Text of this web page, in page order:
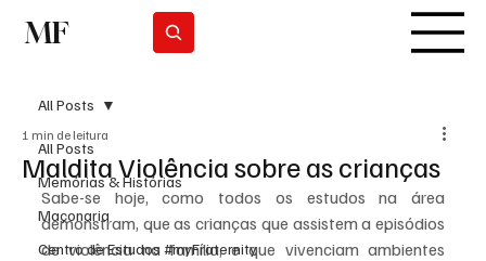
MF
All Posts
Memórias & Histórias
Maçonaria
Centro de Estudos #myFraternity
All Posts
Maldita Violência sobre as crianças
1 min de leitura
Sabe-se hoje, como todos os estudos na área
demonstram, que as crianças que assistem a episódios
de violência na família, e que vivenciam ambientes